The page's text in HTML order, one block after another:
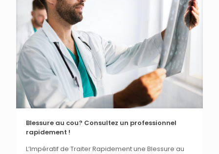
Blessure au cou? Consultez un professionnel
rapidement !
L’Impératif de Traiter Rapidement une Blessure au